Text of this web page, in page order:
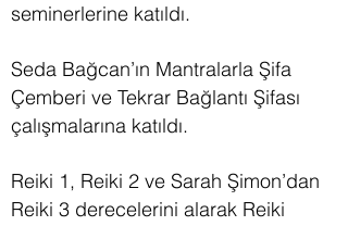
seminerlerine katıldı.
Seda Bağcan’ın Mantralarla Şifa
Çemberi ve Tekrar Bağlantı Şifası
çalışmalarına katıldı.
Reiki 1, Reiki 2 ve Sarah Şimon’dan
Reiki 3 derecelerini alarak Reiki